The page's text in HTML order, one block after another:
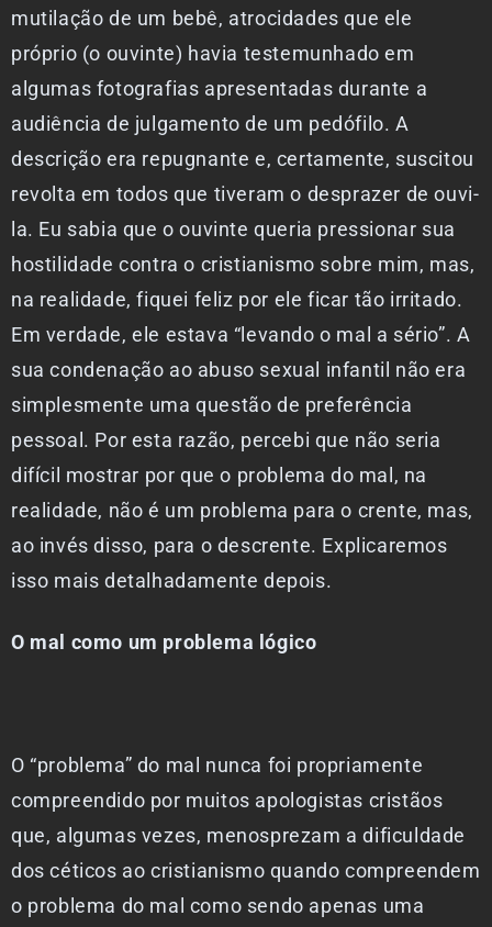
mutilação de um bebê, atrocidades que ele
próprio (o ouvinte) havia testemunhado em
algumas fotografias apresentadas durante a
audiência de julgamento de um pedófilo. A
descrição era repugnante e, certamente, suscitou
revolta em todos que tiveram o desprazer de ouvi-
la. Eu sabia que o ouvinte queria pressionar sua
hostilidade contra o cristianismo sobre mim, mas,
na realidade, fiquei feliz por ele ficar tão irritado.
Em verdade, ele estava “levando o mal a sério”. A
sua condenação ao abuso sexual infantil não era
simplesmente uma questão de preferência
pessoal. Por esta razão, percebi que não seria
difícil mostrar por que o problema do mal, na
realidade, não é um problema para o crente, mas,
ao invés disso, para o descrente. Explicaremos
isso mais detalhadamente depois.
O mal como um problema lógico
O “problema” do mal nunca foi propriamente
compreendido por muitos apologistas cristãos
que, algumas vezes, menosprezam a dificuldade
dos céticos ao cristianismo quando compreendem
o problema do mal como sendo apenas uma